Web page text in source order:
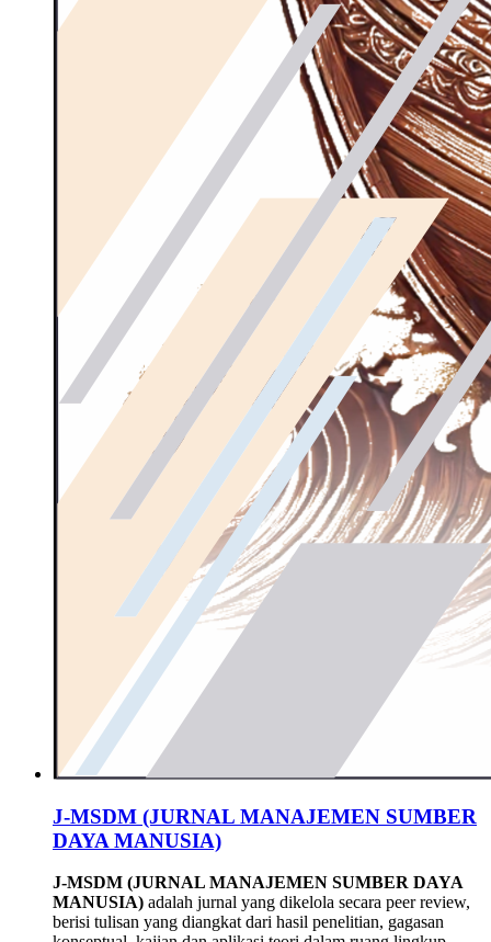
J-MSDM (JURNAL MANAJEMEN SUMBER
DAYA MANUSIA)
J-MSDM (JURNAL MANAJEMEN SUMBER DAYA
MANUSIA) adalah jurnal yang dikelola secara peer review,
berisi tulisan yang diangkat dari hasil penelitian, gagasan